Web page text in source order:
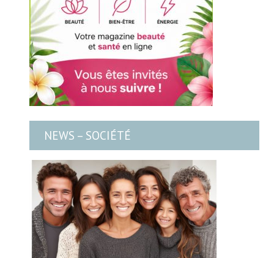
NEWS – SOCIÉTÉ